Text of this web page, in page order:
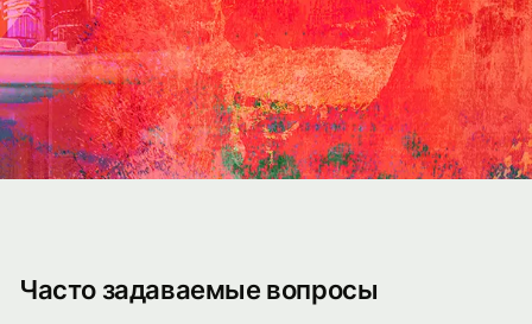
Часто задаваемые вопросы